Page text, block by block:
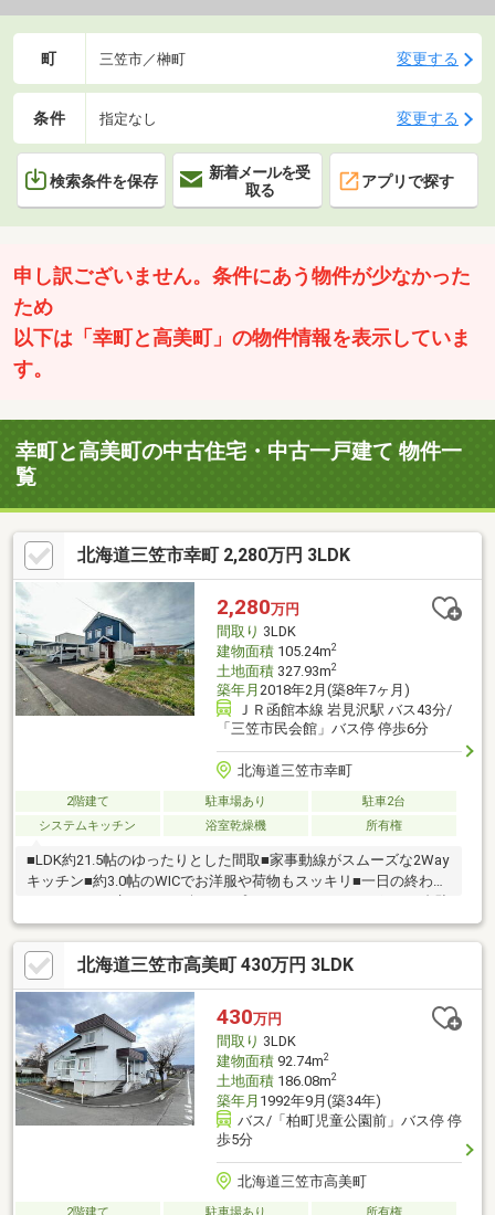
町 三笠市／榊町 変更する
条件 指定なし 変更する
検索条件を保存
新着メールを受
取る
アプリで探す
申し訳ございません。条件にあう物件が少なかった
ため
以下は「幸町と高美町」の物件情報を表示していま
す。
幸町と高美町の中古住宅・中古一戸建て 物件一
覧
北海道三笠市幸町 2,280万円 3LDK
2,280万円
間取り 3LDK
建物面積105.24m2
土地面積327.93m2
築年月 2018年2月(築8年7ヶ月)
ＪＲ函館本線 岩見沢駅 バス43分/
「三笠市民会館」バス停 停歩6分
北海道三笠市幸町
2階建て 駐車場あり
駐車2台
システムキッチン
浴室乾燥機 所有権
■LDK約21.5帖のゆったりとした間取■家事動線がスムーズな2Way
キッチン■約3.0帖のWICでお洋服や荷物もスッキリ■一日の終わり
車可能お問い合わせは、ヒルズ不動産「岡田 陽介」まで直接ご連
絡ください。TEL:070-5066-3679
北海道三笠市高美町 430万円 3LDK
430万円
間取り 3LDK
建物面積92.74m2
土地面積186.08m2
築年月 1992年9月(築34年)
バス/「柏町児童公園前」バス停 停
歩5分
北海道三笠市高美町
2階建て 駐車場あり 所有権